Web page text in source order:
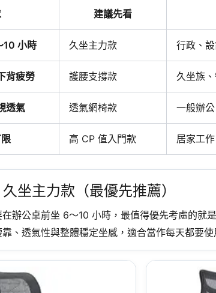
建議先看
10 小時 久坐主力款 行政、
背疲勞 護腰支撐款 久坐族
透氣 透氣網椅款 一般辦
高 CP 值入門款 居家工
坐主力款（最優先推薦）
辦公桌前坐 6～10 小時，最值得優先考慮的就
、透氣性與整體穩定坐感，適合當作每天都要使